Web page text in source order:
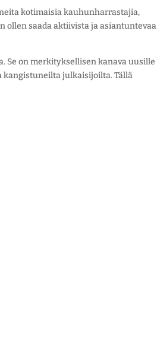
kotimaisia kauhunharrastajia,
ollen saada aktiivista ja asiantuntevaa
Se on merkityksellisen kanava uusille
kangistuneilta julkaisijoilta. Tällä